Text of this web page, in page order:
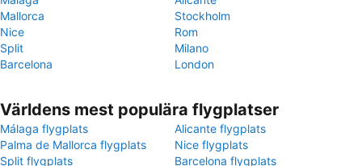
Mallorca
Stockholm
Nice
Rom
Split
Milano
Barcelona
London
Världens mest populära flygplatser
Málaga flygplats
Alicante flygplats
Palma de Mallorca flygplats
Nice flygplats
Split flygplats
Barcelona flygplats